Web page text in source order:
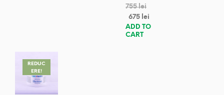
755lei
675 lei
ADD TO
CART
REDUC
ERE!